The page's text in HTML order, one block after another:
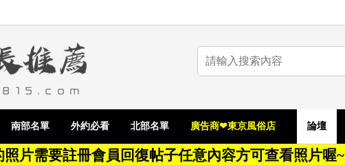
南部名單 外約必看 北部名單 廣告商❤東京風俗店 論壇
片需要註冊會員回復帖子任意內容方可查看照片喔~